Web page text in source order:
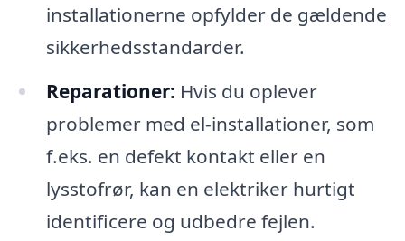
installationerne opfylder de gældende
sikkerhedsstandarder.
Reparationer: Hvis du oplever
problemer med el-installationer, som
f.eks. en defekt kontakt eller en
lysstofrør, kan en elektriker hurtigt
identificere og udbedre fejlen.